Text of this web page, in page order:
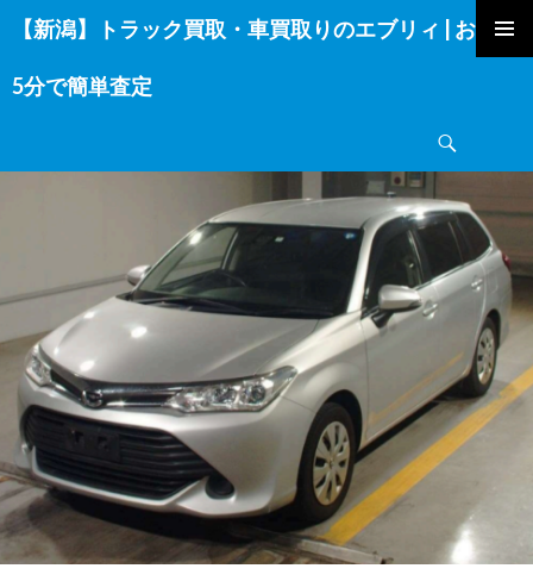
【新潟】トラック買取・車買取りのエブリィ | お電話
5分で簡単査定
ン
テ
へ